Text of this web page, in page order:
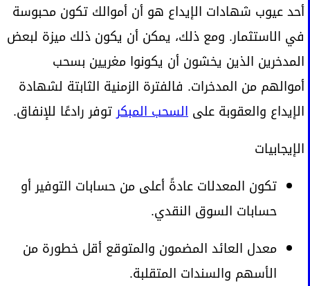
أحد عيوب شهادات الإيداع هو أن أموالك تكون محبوسة
في الاستثمار. ومع ذلك، يمكن أن يكون ذلك ميزة لبعض
المدخرين الذين يخشون أن يكونوا مغريين بسحب
أموالهم من المدخرات. فالفترة الزمنية الثابتة لشهادة
الإيداع والعقوبة على السحب المبكرتوفر رادعًا للإنفاق.
الإيجابيات
تكون المعدلات عادةً أعلى من حسابات التوفير أو
حسابات السوق النقدي.
معدل العائد المضمون والمتوقع أقل خطورة من
الأسهم والسندات المتقلبة.